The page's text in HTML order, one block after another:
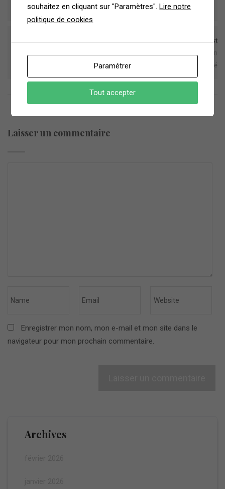
Next Post
Non classé
Laisser un commentaire
Enregistrer mon nom, mon e-mail et mon site dans le
navigateur pour mon prochain commentaire.
Archives
souhaitez en cliquant sur "Paramètres".Lire notre
politique de cookies
Paramétrer
Tout accepter